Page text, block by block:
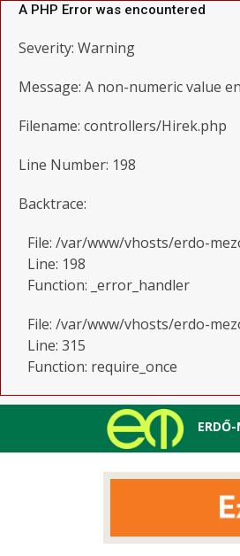
A PHP Error was encountered
Severity: Warning
Message: A non-numeric value
Filename: controllers/Hirek.php
Line Number: 198
Backtrace:
File: /var/www/vhosts/erdo-
Line: 198
Function: _error_handler
File: /var/www/vhosts/erdo-
Line: 315
Function: require_once